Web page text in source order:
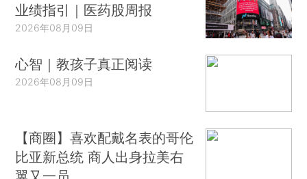
业绩指引｜医药股周报
2026年08月09日
心智｜教孩子真正阅读
2026年08月09日
【商圈】喜欢配戴名表的哥伦
比亚新总统 商人出身拉美右